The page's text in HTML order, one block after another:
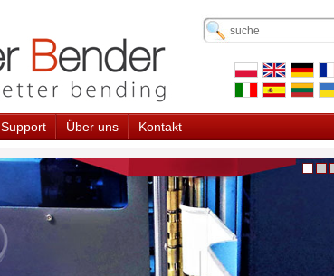
Support Über uns Kontakt